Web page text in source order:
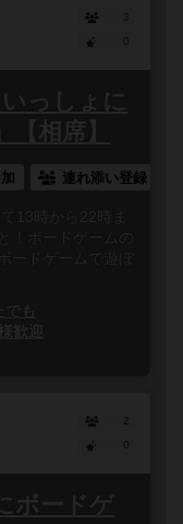
3
っしょに
相席】
連れ添い登録
13時から22時ま
！ボードゲームの
ードゲームで遊ぼ
も
歓迎
2
ボードゲ